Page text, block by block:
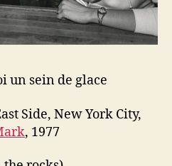
un sein de glace
Side, New York City,
, 1977